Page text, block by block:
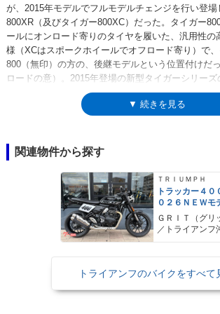
が、2015年モデルでフルモデルチェンジを行い登
800XR（及びタイガー800XC）だった。タイガー
ールにオンロード寄りのタイヤを履いた、汎用性の
様（XCはスポークホイールでオフロード寄り）で
800（無印）の方の、後継モデルという位置付けだ
ロードの意）。2015年登場の新型タイガーシリー
子制御が一挙に進められたこと。スロットル開度を
イドバイワイヤ、トラクションコントロールが搭載
登場した。2018年モデルで再びモデルチェンジを受
800XR/XRx/XRTの3グレード展開は変わらず、XRx
であることもこれまで通りで、XRxとXRTにはTFT
レイが採用された。XRTは、灯火類がフルLEDとな
ップ/シートヒーターといった快適装備も標準搭載
水冷3気筒エンジンの最高出力は、70kW。これは、
所有者向けの35kW版を用意するための設定。ベー
▼ 続きを見る
関連物件から探す
ＴＲＩＵＭＰＨ
トラッカー４
０２６ＮＥＷ
フラットトラッ
ルクアシストク
チ トラクショ
ＧＲＩＴ（グリ
／トライアンフ
トライアンフのバイクをすべて